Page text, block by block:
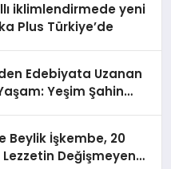
iklimlendirmede yeni
Plus Türkiye’de
Edebiyata Uzanan
Yeşim Şahin
Beylik İşkembe, 20
Lezzetin Değişmeyen